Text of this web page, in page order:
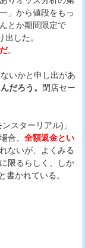
」から値段をもっ
とか期間限定で
した。
。
いかと申し出があ
だろう。
閉店セー
スターリアル)」
合、 全額返金とい
ないが、よくみる
に限るらしく、しか
書かれている。